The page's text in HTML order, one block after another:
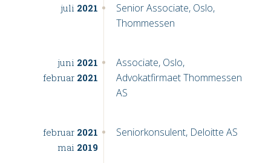
juli 2021
Senior Associate, Oslo,
Thommessen
juni 2021
februar 2021
Associate, Oslo,
Advokatfirmaet Thommessen
AS
februar 2021
mai 2019
Seniorkonsulent, Deloitte AS